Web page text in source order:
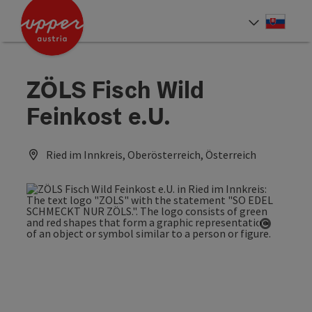
Accesskey
Accesskey
ZÖLS Fisch Wild
Feinkost e.U.
Ried im Innkreis, Oberösterreich, Österreich
Open